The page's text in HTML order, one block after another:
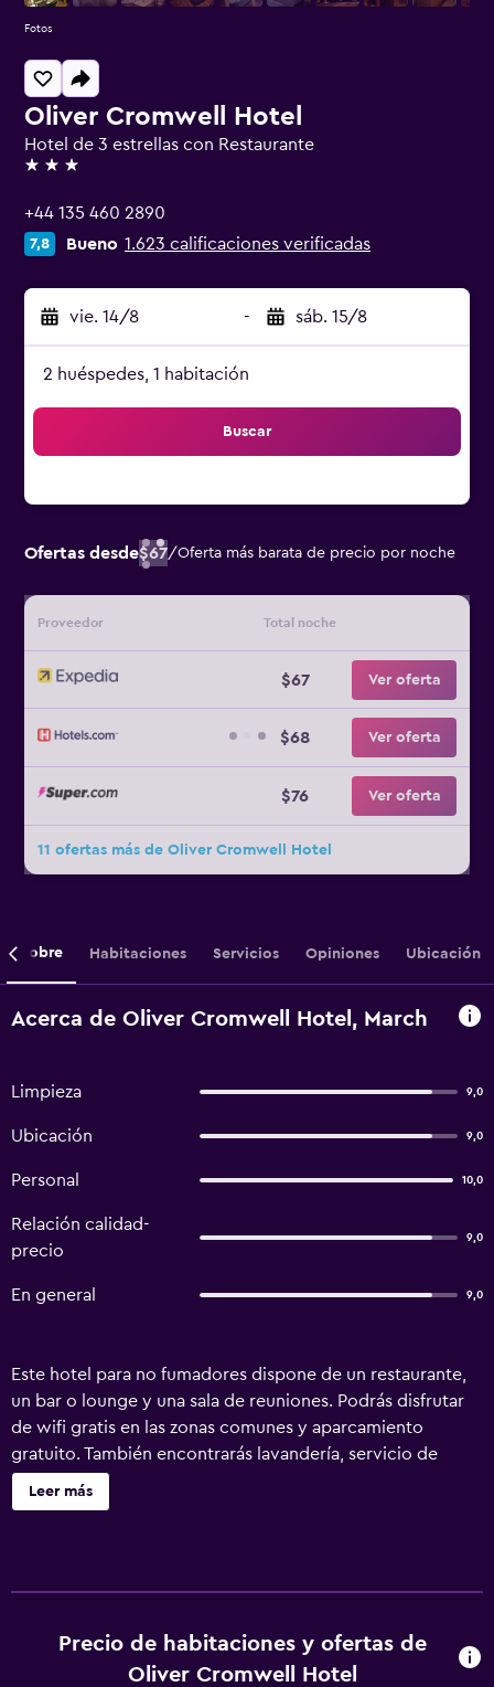
Oliver Cromwell Hotel
Hotel de 3 estrellas con Restaurante
3 estrellas
+44 135 460 2890
7,8 Bueno 1.623 calificaciones verificadas
vie. 14/8 - sáb. 15/8
2 huéspedes, 1 habitación
Buscar
Ofertas desde$67/Oferta más barata de precio por noche
Proveedor Total noche
$67 Ver oferta
$68 Ver oferta
$76 Ver oferta
11 ofertas más de Oliver Cromwell Hotel
Fotos
Sobre Habitaciones Servicios Opiniones Ubicación
Acerca de Oliver Cromwell Hotel, March
Limpieza 9,0
Ubicación 9,0
Personal 10,0
Relación calidad-
precio
9,0
En general 9,0
Este hotel para no fumadores dispone de un restaurante,
un bar o lounge y una sala de reuniones. Podrás disfrutar
de wifi gratis en las zonas comunes y aparcamiento
gratuito. También encontrarás lavandería, servicio de
celebración de bodas y un jardín. Se ofrece un servicio de
limpieza a petición. Oliver Cromwell Hotel ofrece 42
March ofrece acceso a Internet wifi gratis. Se ofrece
servicio de limpieza a petición y es posible solicitar tabla
Leer más
Precio de habitaciones y ofertas de
Oliver Cromwell Hotel